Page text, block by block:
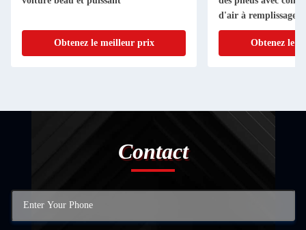
Obtenez le meilleur prix
d'air à remplissage
Obtenez le
Contact